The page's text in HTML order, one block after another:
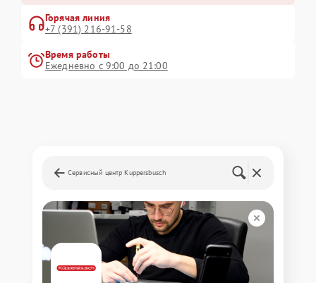
Горячая линия
+7 (391) 216-91-58
Время работы
Ежедневно с 9:00 до 21:00
Сервисный центр Kuppersbusch